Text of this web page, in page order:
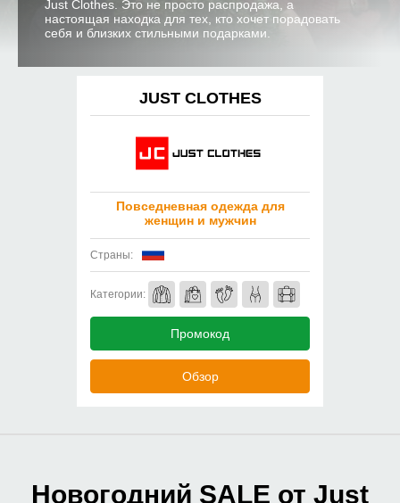
Just Clothes. Это не просто распродажа, а
настоящая находка для тех, кто хочет порадовать
себя и близких стильными подарками.
JUST CLOTHES
Повседневная одежда для
женщин и мужчин
Страны:
Категории:
Промокод
Обзор
Новогодний SALE от Just